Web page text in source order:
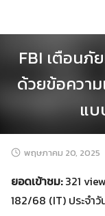
FBI เตือนภั
ด้วยข้อควา
แบ
พฤษภาคม 20, 2025
ยอดเข้าชม:321
182/68 (IT) ประจำ